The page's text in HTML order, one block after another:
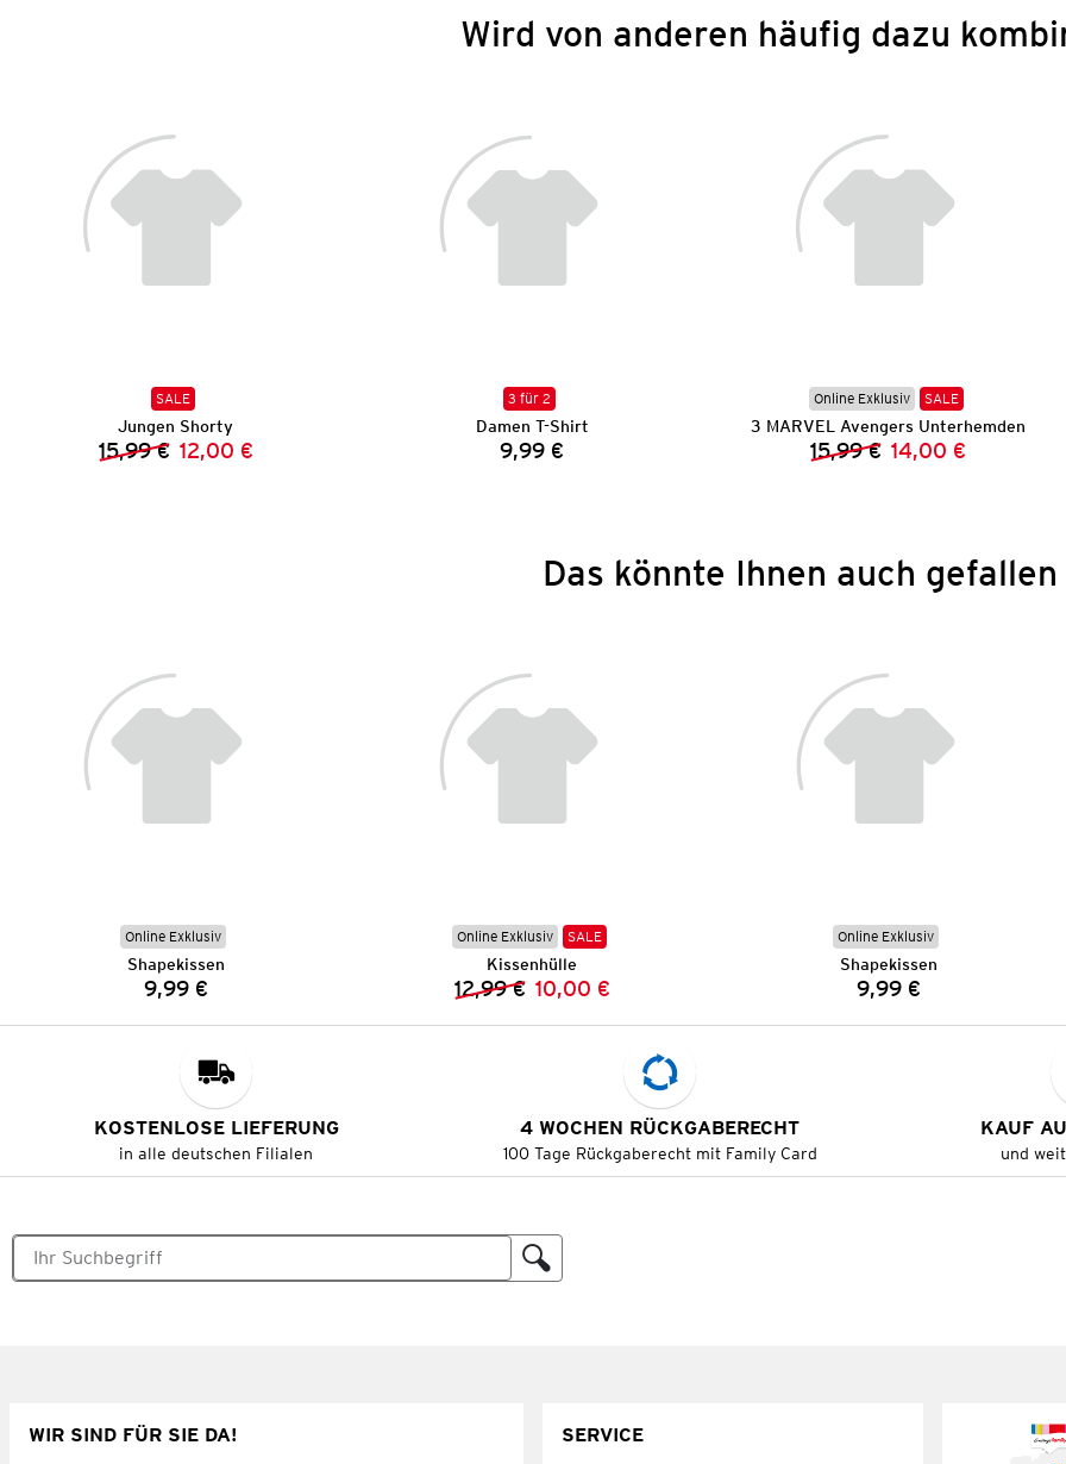
Wird von anderen häufig dazu
SALE
Jungen Shorty
Vorheriger Preis:
15,99 € Neuer Preis:
12,00 €
3 für 2
Damen T-Shirt
Preis:
9,99 €
Online Exklusiv SALE
3 MARVEL Avengers Unterhemden
Vorheriger Preis:
15,99 € Neuer Preis:
14,00 €
Das könnte Ihnen auch gefallen
Online Exklusiv
Shapekissen
Preis:
9,99 €
Online Exklusiv SALE
Kissenhülle
Vorheriger Preis:
12,99 € Neuer Preis:
10,00 €
Online Exklusiv
Shapekissen
Preis:
9,99 €
KOSTENLOSE LIEFERUNG
in alle deutschen Filialen
4 WOCHEN RÜCKGABERECHT
100 Tage Rückgaberecht mit Family Card
KAUF
und
WIR SIND FÜR SIE DA!
SERVICE